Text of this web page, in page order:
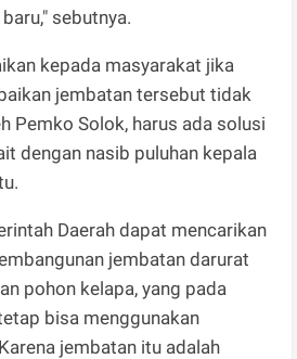
sebutnya.
kepada masyarakat jika
jembatan tersebut tidak
Pemko Solok, harus ada solusi
dengan nasib puluhan kepala
Daerah dapat mencarikan
jembatan darurat
pohon kelapa, yang pada
bisa menggunakan
jembatan itu adalah